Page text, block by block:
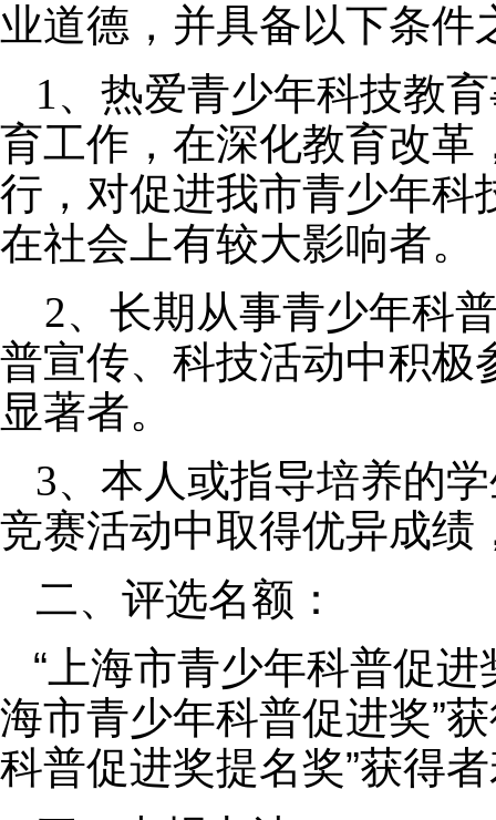
业道德，并具备以下条件
1、热爱青少年科技教
育工作，在深化教育改革
行，对促进我市青少年科
在社会上有较大影响者。
2、长期从事青少年科
普宣传、科技活动中积极
显著者。
3、本人或指导培养的
竞赛活动中取得优异成绩
二、评选名额：
“上海市青少年科普促
海市青少年科普促进奖”
科普促进奖提名奖”获得